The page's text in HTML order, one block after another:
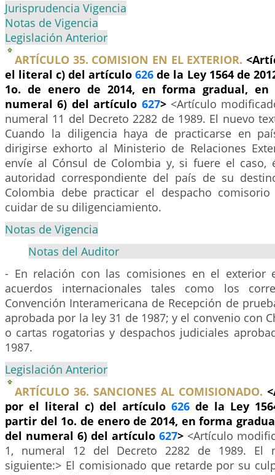
Jurisprudencia Vigencia
Notas de Vigencia
Legislación Anterior
ARTÍCULO 35. COMISION EN EL EXTERIOR.
el literal c) del artículo626 de la Ley 1564 de
1o. de enero de 2014, en forma gradual,
numeral 6) del artículo 627> <Artículo
numeral 11 del Decreto 2282 de 1989. El nuevo
Cuando la diligencia haya de practicarse en
dirigirse exhorto al Ministerio de Relaciones
envíe al Cónsul de Colombia y, si fuere el
autoridad correspondiente del país de su
Colombia debe practicar el despacho
cuidar de su diligenciamiento.
Notas de Vigencia
Notas del Auditor
- En relación con las comisiones en el exterior
acuerdos internacionales tales como los
Convención Interamericana de Recepción de
aprobada por la ley 31 de 1987; y el convenio con
o cartas rogatorias y despachos judiciales
1987.
Legislación Anterior
ARTÍCULO 36. SANCIONES AL COMISIONADO.
por el literal c) del artículo 626 de la Ley
partir del 1o. de enero de 2014, en forma
del numeral 6) del artículo 627> <Artículo
1, numeral 12 del Decreto 2282 de 1989. El
siguiente:> El comisionado que retarde por su